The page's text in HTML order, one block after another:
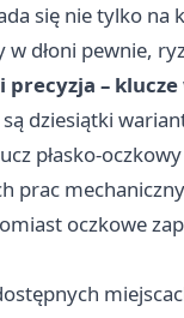
się nie tylko
w dłoni pewnie,
precyzja –
dziesiątki
płasko-
prac
oczkowe